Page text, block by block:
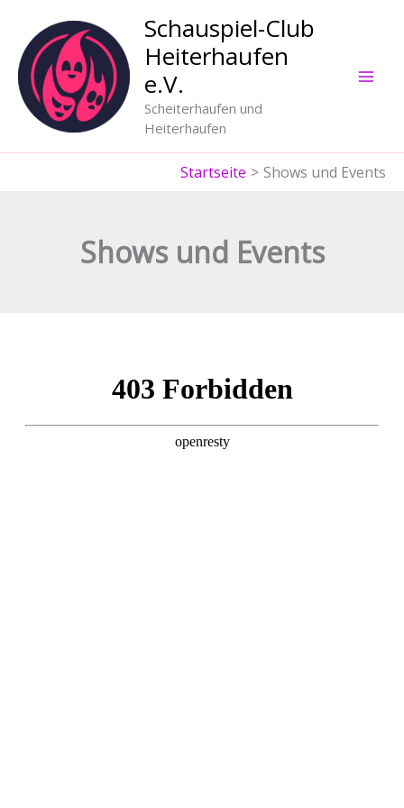
Inhalt
springen
Schauspiel-Club
Heiterhaufen
e.V.
Scheiterhaufen und
Heiterhaufen
Startseite Shows und Events
Shows und Events